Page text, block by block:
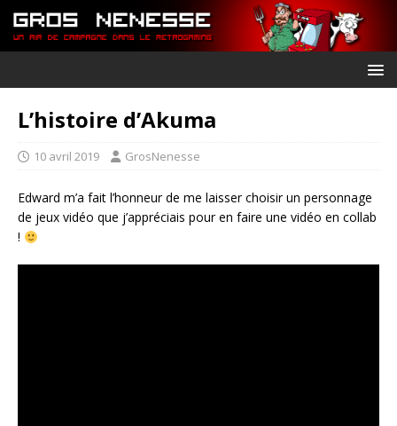
L’histoire d’Akuma
10 avril 2019 GrosNenesse
Edward m’a fait l’honneur de me laisser choisir un personnage
de jeux vidéo que j’appréciais pour en faire une vidéo en collab
!